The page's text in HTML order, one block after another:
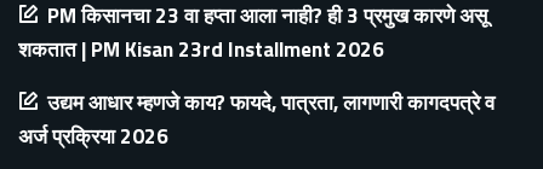
PM किसानचा 23 वा हप्ता आला नाही? ही 3 प्रमुख कारणे असू
शकतात | PM Kisan 23rd Installment 2026
उद्यम आधार म्हणजे काय? फायदे, पात्रता, लागणारी कागदपत्रे व
अर्ज प्रक्रिया 2026